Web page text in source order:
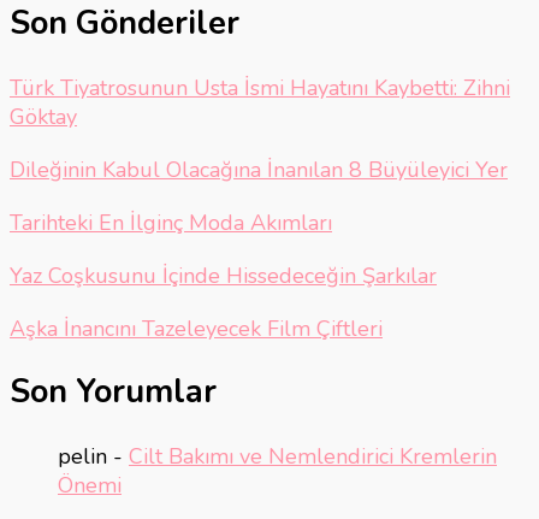
Son Gönderiler
Türk Tiyatrosunun Usta İsmi Hayatını Kaybetti: Zihni
Göktay
Dileğinin Kabul Olacağına İnanılan 8 Büyüleyici Yer
Tarihteki En İlginç Moda Akımları
Yaz Coşkusunu İçinde Hissedeceğin Şarkılar
Aşka İnancını Tazeleyecek Film Çiftleri
Son Yorumlar
pelin - Cilt Bakımı ve Nemlendirici Kremlerin
Önemi